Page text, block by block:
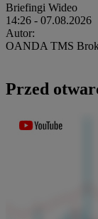
Briefingi Wideo
14:26 - 07.08.2026
Autor:
OANDA TMS
Przed